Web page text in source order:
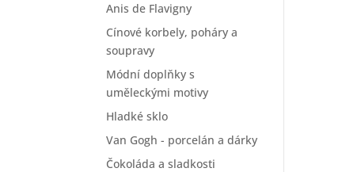
Anis de Flavigny
Cínové korbely, poháry a
soupravy
Módní doplňky s
uměleckými motivy
Hladké sklo
Van Gogh - porcelán a dárky
Čokoláda a sladkosti